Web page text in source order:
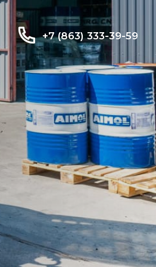
+7 (863) 333-39-59